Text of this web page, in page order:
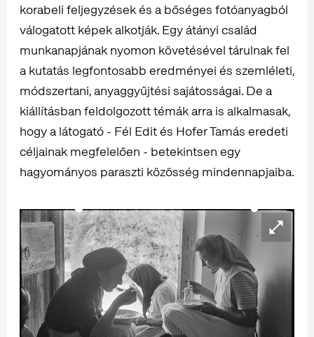
korabeli feljegyzések és a bőséges fotóanyagból
válogatott képek alkotják. Egy átányi család
munkanapjának nyomon követésével tárulnak fel
a kutatás legfontosabb eredményei és szemléleti,
módszertani, anyaggyűjtési sajátosságai. De a
kiállításban feldolgozott témák arra is alkalmasak,
hogy a látogató - Fél Edit és Hofer Tamás eredeti
céljainak megfelelően - betekintsen egy
hagyományos paraszti közösség mindennapjaiba.